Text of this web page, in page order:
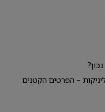
– הפרטים הקטנים